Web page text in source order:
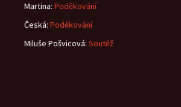
Martina: Poděkování
Česká: Poděkování
Miluše Pošvicová: Soutěž